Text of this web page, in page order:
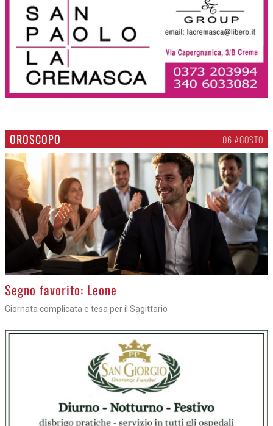
OROSCOPO 06 AGOSTO
>
Segno favorito: Leone
Giornata complicata e tesa per il Sagittario